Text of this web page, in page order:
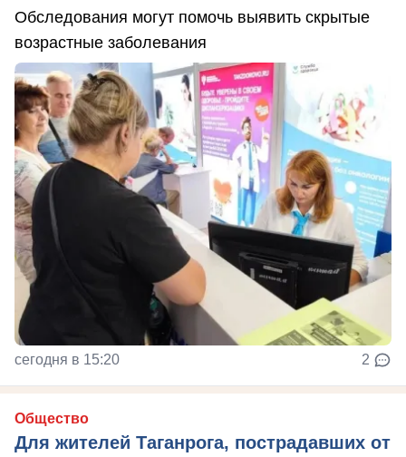
Обследования могут помочь выявить скрытые
возрастные заболевания
сегодня в 15:20 2
Общество
Для жителей Таганрога, пострадавших от